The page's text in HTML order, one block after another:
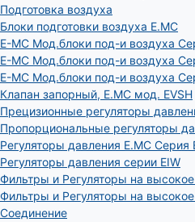
Подготовка воздуха
Блоки подготовки воздуха E.MC
E-MC Мод.блоки под-и воздуха
E-MC Мод.блоки под-и воздуха
E-MC Мод.блоки под-и воздуха
Клапан запорный, E.MC мод. EVSH
Прецизионные регуляторы
Пропорциональные регуляторы
Регуляторы давления E.MC Серия
Регуляторы давления серии EIW
Фильтры и Регуляторы на
Фильтры и Регуляторы на
Соединение